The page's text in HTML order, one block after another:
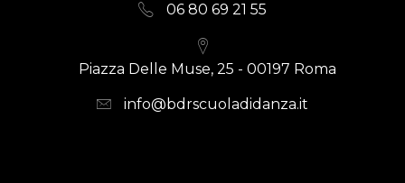
06 80 69 21 55
Piazza Delle Muse, 25 - 00197 Roma
info@bdrscuoladidanza.it